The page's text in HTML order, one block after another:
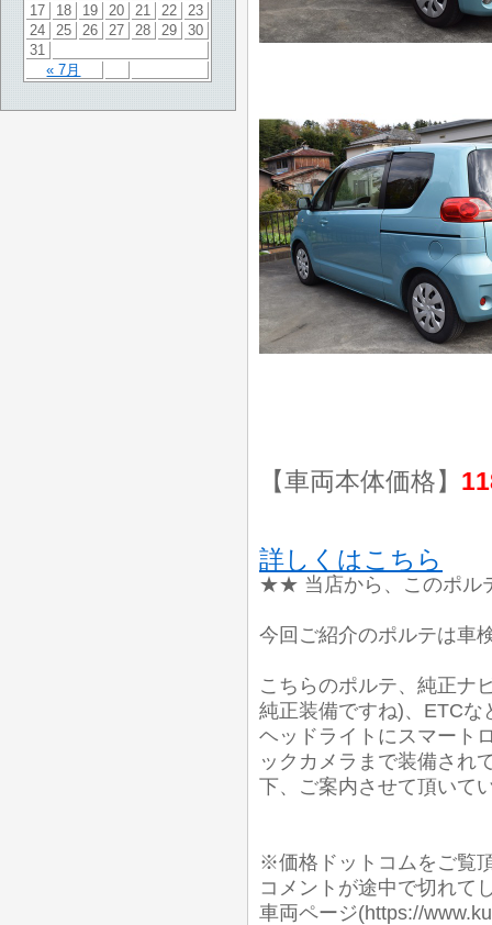
« 7月
17
18 19 20 21 22
23
24
25 26 27 28 29
30
31
【車両本体価格】
詳しくはこちら
★★ 当店から、このポル
今回ご紹介のポルテは車
こちらのポルテ、純正ナ
純正装備ですね)、ETC
ヘッドライトにスマート
ックカメラまで装備され
下、ご案内させて頂いて
※価格ドットコムをご覧
コメントが途中で切れて
車両ページ(https://